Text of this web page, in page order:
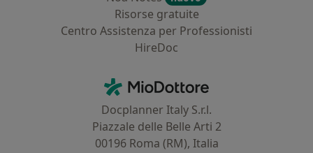
Risorse gratuite
Centro Assistenza per Professionisti
HireDoc
MioDottore - Homepage
Docplanner Italy S.r.l.
Piazzale delle Belle Arti 2
00196 Roma (RM), Italia